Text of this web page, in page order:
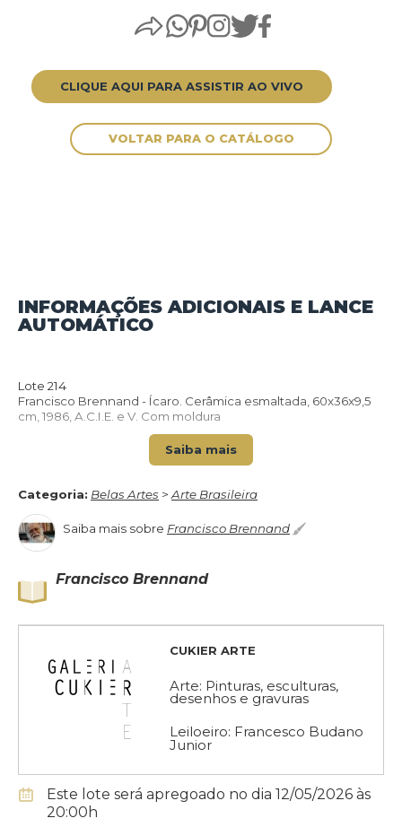
INFORMAÇÕES ADICIONAIS E LANCE
AUTOMÁTICO
Lote 214
Francisco Brennand - Ícaro. Cerâmica esmaltada, 60x36x9,5
cm, 1986, A.C.I.E. e V. Com moldura
Saiba mais
Categoria: Belas Artes >Arte Brasileira
Saiba mais sobre Francisco Brennand
Francisco Brennand
CUKIER ARTE
Arte: Pinturas, esculturas,
desenhos e gravuras
Leiloeiro: Francesco Budano
Junior
Este lote será apregoado no dia 12/05/2026 às
20:00h
CLIQUE AQUI PARA ASSISTIR AO VIVO